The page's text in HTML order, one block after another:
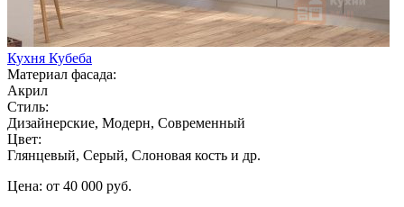
Кухня Кубеба
Материал фасада:
Акрил
Стиль:
Дизайнерские, Модерн, Современный
Цвет:
Глянцевый, Серый, Слоновая кость и др.
Цена: от 40 000 руб.